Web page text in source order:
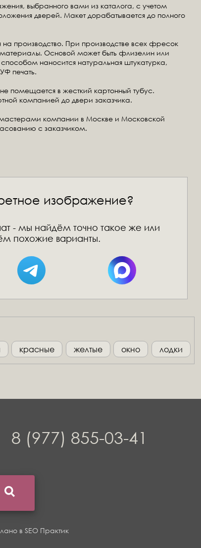
выбранного вами из каталога, с учетом
дверей. Макет дорабатывается до полного
на производство. При производстве всех фресок
материалы. Основой может быть флизелин или
наносится натуральная штукатурка,
печать.
помещается в жесткий картонный тубус.
компанией до двери заказчика.
компании в Москве и Московской
с заказчиком.
изображение?
- мы найдём точно такое же или
похожие варианты.
красные желтые окно лодки
8 (977) 855-03-41
в SEO Практик